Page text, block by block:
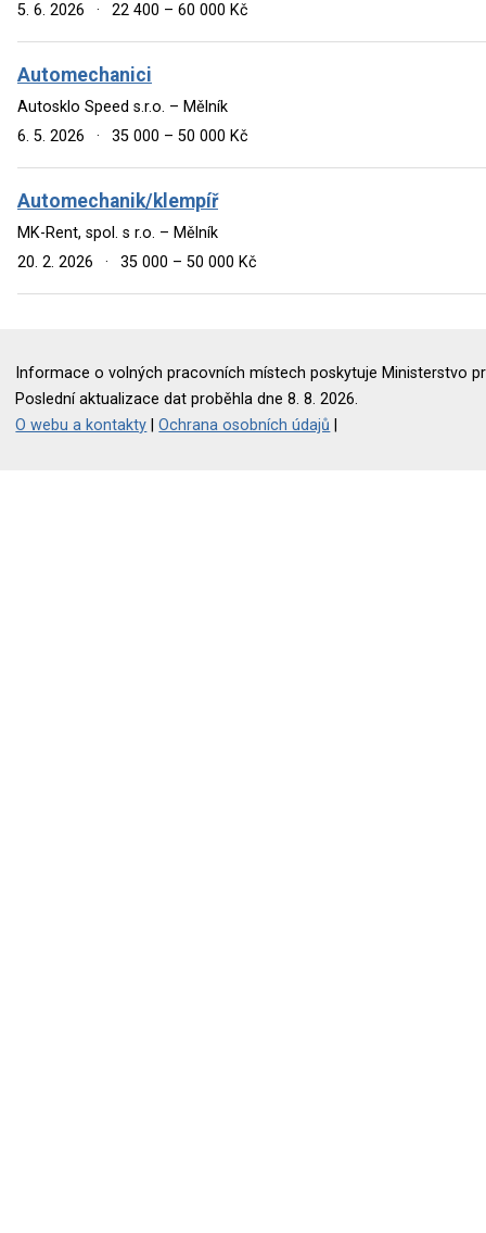
5. 6. 2026
· 22 400 – 60 000 Kč
Automechanici
Autosklo Speed s.r.o. – Mělník
6. 5. 2026
· 35 000 – 50 000 Kč
Automechanik/klempíř
MK-Rent, spol. s r.o. – Mělník
20. 2. 2026
· 35 000 – 50 000 Kč
Informace o volných pracovních místech poskytuje Ministerstvo
Poslední aktualizace dat proběhla dne 8. 8. 2026.
O webu a kontakty |Ochrana osobních údajů